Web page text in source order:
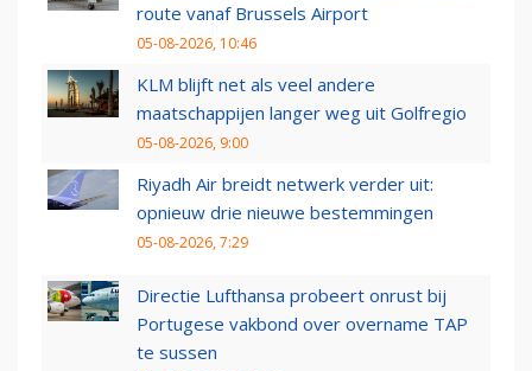
route vanaf Brussels Airport
05-08-2026, 10:46
KLM blijft net als veel andere
maatschappijen langer weg uit Golfregio
05-08-2026, 9:00
Riyadh Air breidt netwerk verder uit:
opnieuw drie nieuwe bestemmingen
05-08-2026, 7:29
Directie Lufthansa probeert onrust bij
Portugese vakbond over overname TAP
te sussen